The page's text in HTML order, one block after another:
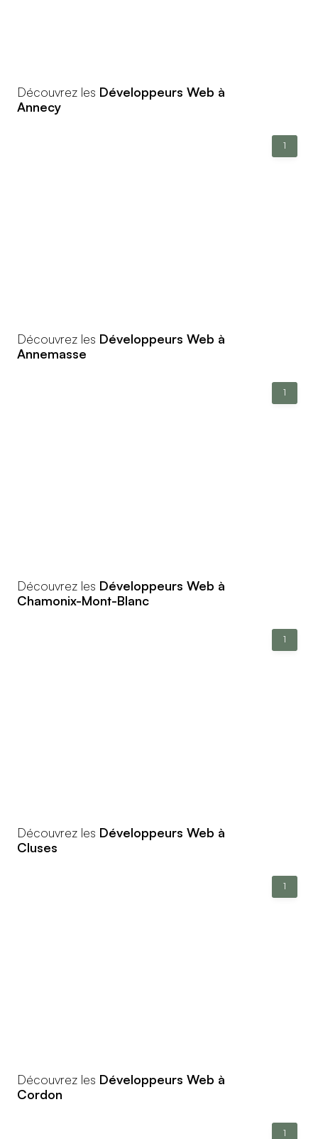
Découvrez les Développeurs Web à
Annecy
1
Découvrez les Développeurs Web à
Annemasse
1
Découvrez les Développeurs Web à
Chamonix-Mont-Blanc
1
Découvrez les Développeurs Web à
Cluses
1
Découvrez les Développeurs Web à
Cordon
1